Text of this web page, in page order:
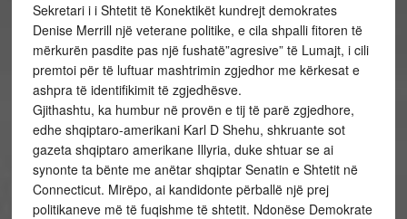
Sekretari i i Shtetit të Konektikët kundrejt demokrates
Denise Merrill një veterane politike, e cila shpalli fitoren të
mërkurën pasdite pas një fushatë”agresive” të Lumajt, i cili
premtoi për të luftuar mashtrimin zgjedhor me kërkesat e
ashpra të identifikimit të zgjedhësve.
Gjithashtu, ka humbur në provën e tij të parë zgjedhore,
edhe shqiptaro-amerikani Karl D Shehu, shkruante sot
gazeta shqiptaro amerikane Illyria, duke shtuar se ai
synonte ta bënte me anëtar shqiptar Senatin e Shtetit në
Connecticut. Mirëpo, ai kandidonte përballë një prej
politikaneve më të fuqishme të shtetit. Ndonëse Demokrate